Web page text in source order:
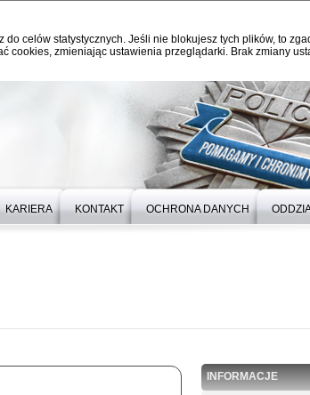
celów statystycznych. Jeśli nie blokujesz tych plików, to
cookies, zmieniając ustawienia przeglądarki. Brak zmiany
KARIERA KONTAKT OCHRONA DANYCH
INFORMACJE